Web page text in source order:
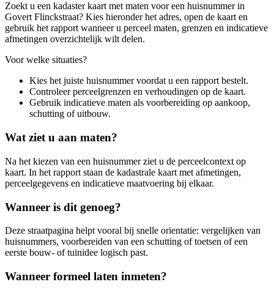
Zoekt u een kadaster kaart met maten voor een huisnummer in
Govert Flinckstraat? Kies hieronder het adres, open de kaart en
gebruik het rapport wanneer u perceel maten, grenzen en indicatieve
afmetingen overzichtelijk wilt delen.
Voor welke situaties?
Kies het juiste huisnummer voordat u een rapport bestelt.
Controleer perceelgrenzen en verhoudingen op de kaart.
Gebruik indicatieve maten als voorbereiding op aankoop,
schutting of uitbouw.
Wat ziet u aan maten?
Na het kiezen van een huisnummer ziet u de perceelcontext op
kaart. In het rapport staan de kadastrale kaart met afmetingen,
perceelgegevens en indicatieve maatvoering bij elkaar.
Wanneer is dit genoeg?
Deze straatpagina helpt vooral bij snelle orientatie: vergelijken van
huisnummers, voorbereiden van een schutting of toetsen of een
eerste bouw- of tuinidee logisch past.
Wanneer formeel laten inmeten?